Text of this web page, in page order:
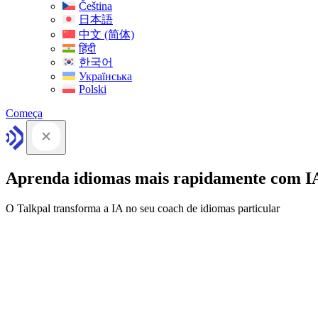
Čeština
日本語
中文 (简体)
हिंदी
한국어
Українська
Polski
Começa
Aprenda idiomas mais rapidamente com
O Talkpal transforma a IA no seu coach de idiomas particular